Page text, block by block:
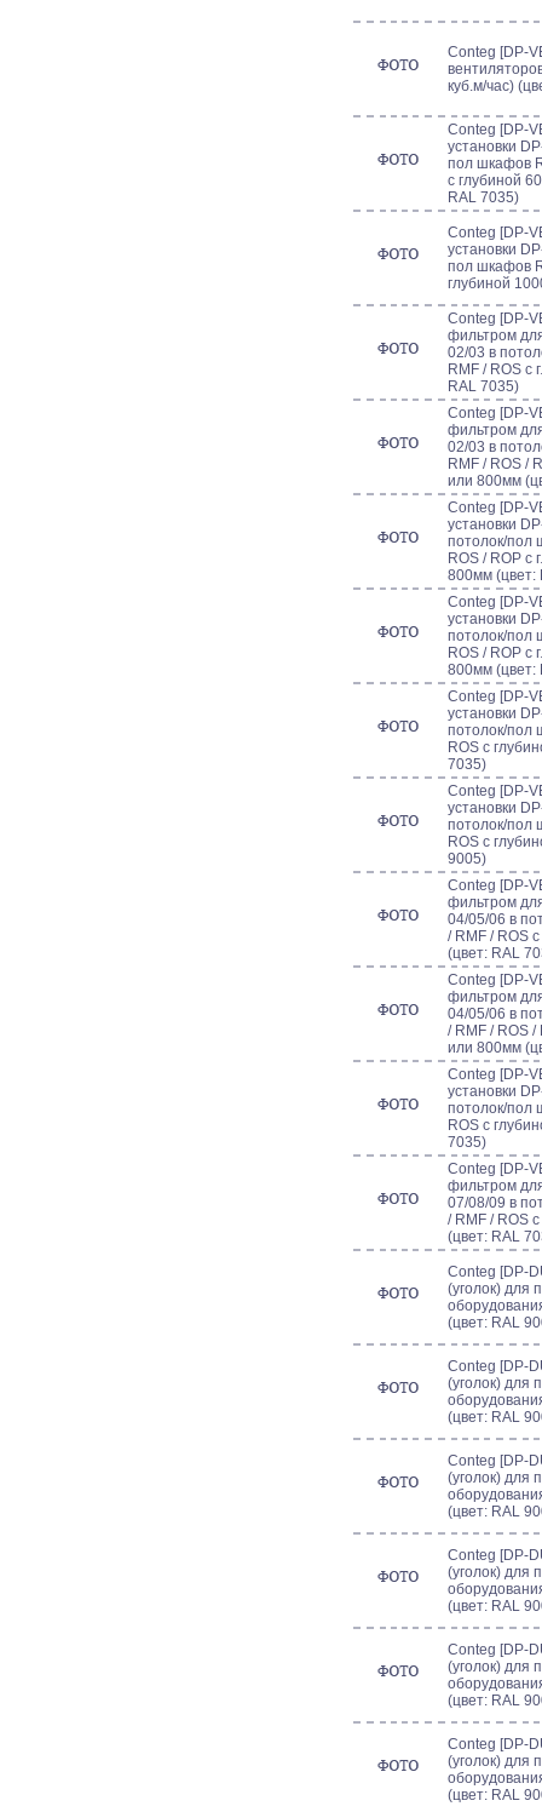
Conteg [DP-
куб.м/час)
Conteg [DP-
установки
пол шкафов
с глубиной
RAL 7035)
Conteg [DP-
установки
пол шкафов
глубиной
Conteg [DP-
фильтром
02/03 в
RMF / ROS с
RAL 7035)
Conteg [DP-
фильтром
02/03 в
RMF / ROS /
или 800мм
Conteg [DP-
установки
потолок/пол
ROS / ROP с
800мм (цвет:
Conteg [DP-
установки
потолок/пол
ROS / ROP с
800мм (цвет:
Conteg [DP-
установки
потолок/пол
ROS с
7035)
Conteg [DP-
установки
потолок/пол
ROS с
9005)
Conteg [DP-
фильтром
04/05/06 в
/ RMF / ROS
(цвет: RAL
Conteg [DP-
фильтром
04/05/06 в
/ RMF / ROS
или 800мм
Conteg [DP-
установки
потолок/пол
ROS с
7035)
Conteg [DP-
фильтром
07/08/09 в
/ RMF / ROS
(цвет: RAL
Conteg [DP-
(уголок) для
(цвет: RAL
Conteg [DP-
(уголок) для
(цвет: RAL
Conteg [DP-
(уголок) для
(цвет: RAL
Conteg [DP-
(уголок) для
(цвет: RAL
Conteg [DP-
(уголок) для
(цвет: RAL
Conteg [DP-
(уголок) для
(цвет: RAL